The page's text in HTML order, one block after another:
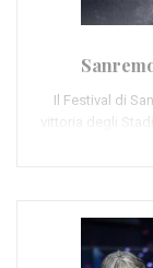
Il Festival di
vittoria degli